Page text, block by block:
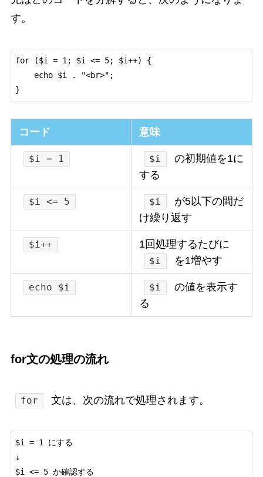
す。
for ($i = 1; $i <= 5; $i++) {
コード 意味
$i = 1 $i
の初期値を1に
する
$i <= 5 $i
が5以下の間だ
け繰り返す
$i++ 1回処理するたびに
$i を1増やす
echo $i $i
の値を表示す
る
for文の処理の流れ
for 文は、次の流れで処理されます。
$i = 1 にする
↓
$i <= 5 か確認する